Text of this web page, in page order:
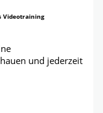
Videotraining
und jederzeit